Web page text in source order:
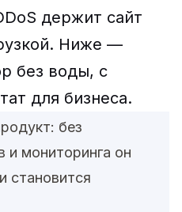
держит сайт
Ниже —
без воды, с
для бизнеса.
без
и мониторинга он
становится